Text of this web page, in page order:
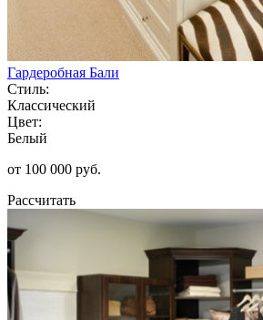
Гардеробная Бали
Стиль:
Классический
Цвет:
Белый
от 100 000 руб.
Рассчитать